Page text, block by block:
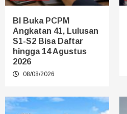
BI Buka PCPM
Angkatan 41, Lulusan
S1-S2 Bisa Daftar
hingga 14 Agustus
2026
08/08/2026